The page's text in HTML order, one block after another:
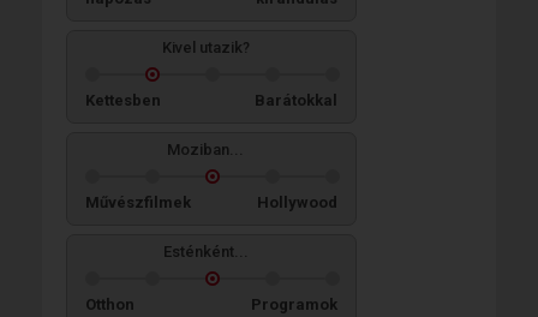
Kivel utazik?
Kettesben Barátokkal
Moziban...
Művészfilmek Hollywood
Esténként...
Otthon Programok